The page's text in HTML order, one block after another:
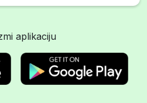
aplikaciju